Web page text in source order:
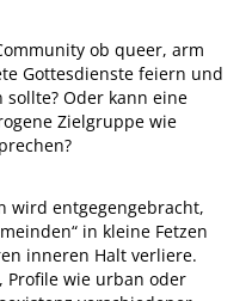
ob queer, arm
Gottesdienste feiern und
Oder kann eine
Zielgruppe wie
wird entgegengebracht,
in kleine Fetzen
inneren Halt verliere.
Profile wie urban oder